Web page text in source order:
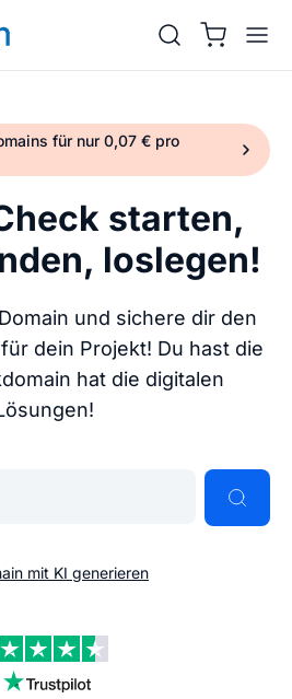
für nur 0,07 € pro
starten,
loslegen!
und sichere dir den
dein Projekt! Du hast die
hat die digitalen
mit KI generieren